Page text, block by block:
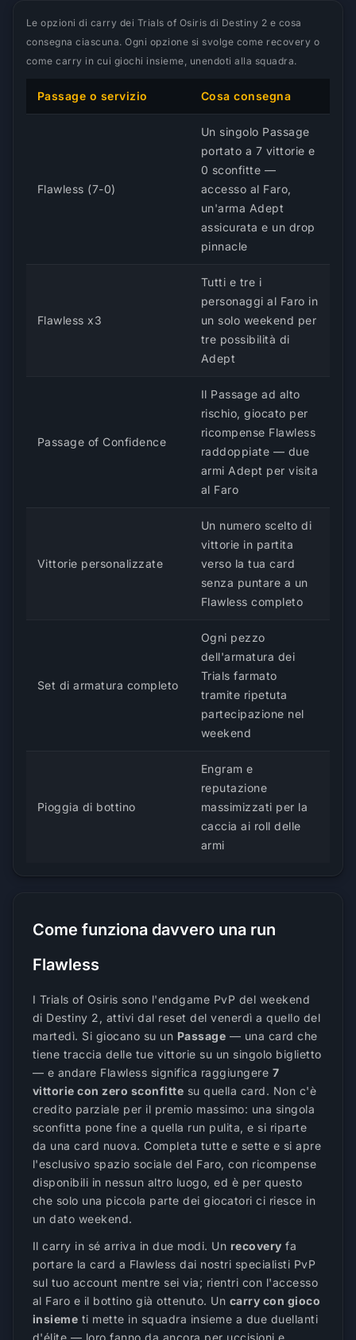
Le opzioni di carry dei Trials of Osiris di Destiny 2 e cosa
consegna ciascuna. Ogni opzione si svolge come recovery o
come carry in cui giochi insieme, unendoti alla squadra.
Passage o servizio Cosa consegna
Flawless (7-0)
Un singolo Passage
portato a 7 vittorie e
0 sconfitte —
accesso al Faro,
un'arma Adept
assicurata e un drop
pinnacle
Flawless x3
Tutti e tre i
personaggi al Faro in
un solo weekend per
tre possibilità di
Adept
Passage of Confidence
Il Passage ad alto
rischio, giocato per
ricompense Flawless
raddoppiate — due
armi Adept per visita
al Faro
Vittorie personalizzate
Un numero scelto di
vittorie in partita
verso la tua card
senza puntare a un
Flawless completo
Set di armatura completo
Ogni pezzo
dell'armatura dei
Trials farmato
tramite ripetuta
partecipazione nel
weekend
Pioggia di bottino
Engram e
reputazione
massimizzati per la
caccia ai roll delle
armi
Come funziona davvero una run
Flawless
I Trials of Osiris sono l'endgame PvP del weekend
di Destiny 2, attivi dal reset del venerdì a quello del
martedì. Si giocano su un Passage — una card che
tiene traccia delle tue vittorie su un singolo biglietto
— e andare Flawless significa raggiungere 7
vittorie con zero sconfitte su quella card. Non c'è
credito parziale per il premio massimo: una singola
sconfitta pone fine a quella run pulita, e si riparte
da una card nuova. Completa tutte e sette e si apre
l'esclusivo spazio sociale del Faro, con ricompense
disponibili in nessun altro luogo, ed è per questo
che solo una piccola parte dei giocatori ci riesce in
un dato weekend.
Il carry in sé arriva in due modi. Un recovery fa
portare la card a Flawless dai nostri specialisti PvP
sul tuo account mentre sei via; rientri con l'accesso
al Faro e il bottino già ottenuto. Un carry con gioco
insieme ti mette in squadra insieme a due duellanti
d'élite — loro fanno da ancora per uccisioni e